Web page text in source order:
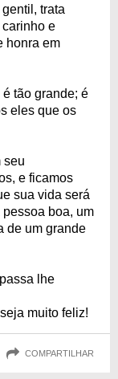
trata
e
honra em
tão grande; é
eles que os
seu
e ficamos
sua vida será
boa, um
de um grande
lhe
muito feliz!
COMPARTILHAR